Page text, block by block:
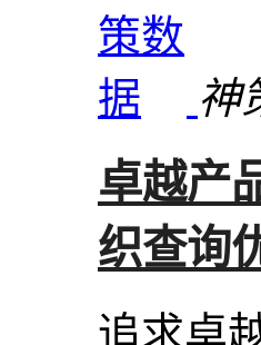
神
卓越产
织查询
追求卓